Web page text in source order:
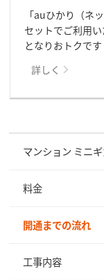
「auひかり（ネ
セットでご利用
となりおトクです
詳しく
マンション ミニ
料金
開通までの流れ
工事内容